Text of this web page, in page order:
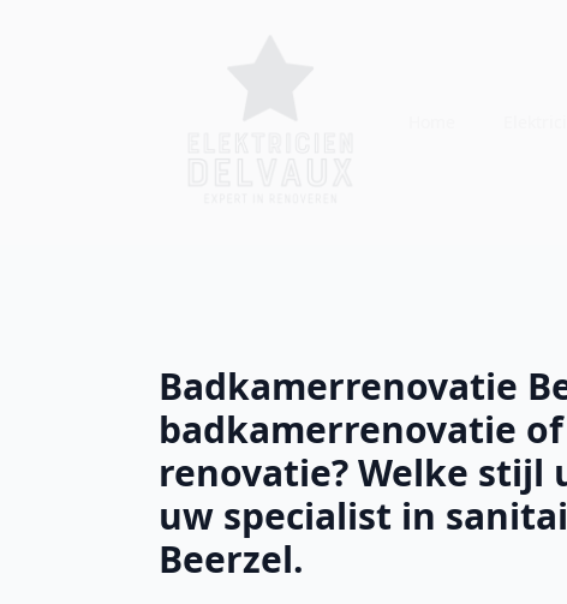
Badkamerrenovatie
badkamerrenovatie
renovatie? Welke stijl
uw specialist in
Beerzel.